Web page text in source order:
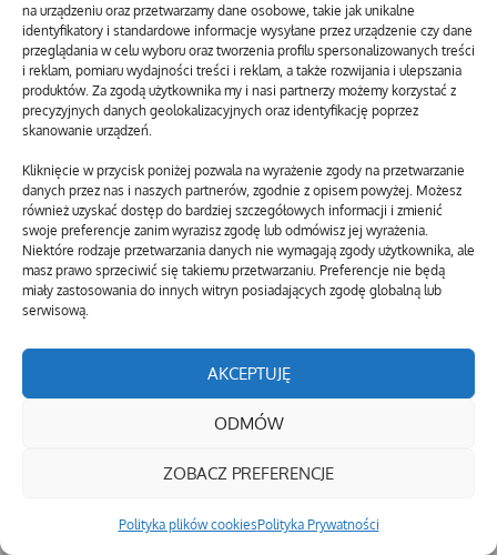
na urządzeniu oraz przetwarzamy dane osobowe, takie jak unikalne
identyfikatory i standardowe informacje wysyłane przez urządzenie czy dane
przeglądania w celu wyboru oraz tworzenia profilu spersonalizowanych treści
i reklam, pomiaru wydajności treści i reklam, a także rozwijania i ulepszania
produktów. Za zgodą użytkownika my i nasi partnerzy możemy korzystać z
precyzyjnych danych geolokalizacyjnych oraz identyfikację poprzez
skanowanie urządzeń.
Kliknięcie w przycisk poniżej pozwala na wyrażenie zgody na przetwarzanie
danych przez nas i naszych partnerów, zgodnie z opisem powyżej. Możesz
również uzyskać dostęp do bardziej szczegółowych informacji i zmienić
swoje preferencje zanim wyrazisz zgodę lub odmówisz jej wyrażenia.
Niektóre rodzaje przetwarzania danych nie wymagają zgody użytkownika, ale
masz prawo sprzeciwić się takiemu przetwarzaniu. Preferencje nie będą
miały zastosowania do innych witryn posiadających zgodę globalną lub
serwisową.
AKCEPTUJĘ
ODMÓW
ZOBACZ PREFERENCJE
Polityka plików cookiesPolityka Prywatności